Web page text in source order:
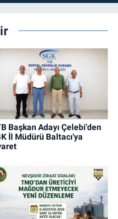
Başkan Adayı Çelebi'den
İl Müdürü Baltacı'ya